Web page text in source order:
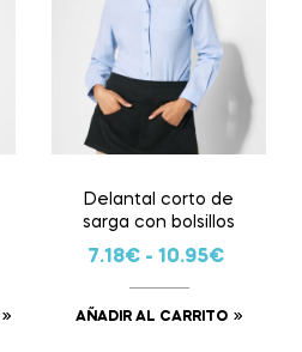
Delantal corto de
sarga con bolsillos
7.18€ - 10.95€
AÑADIR AL CARRITO